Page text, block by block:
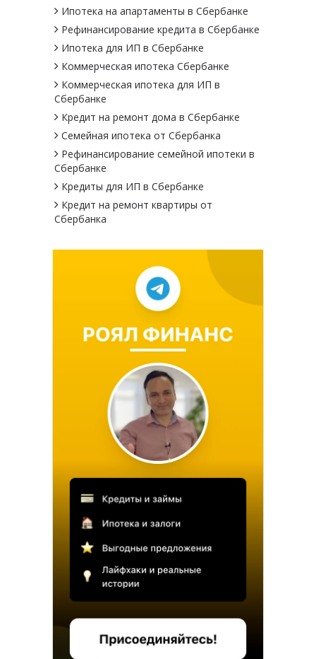
Ипотека на апартаменты в Сбербанке
Рефинансирование кредита в Сбербанке
Ипотека для ИП в Сбербанке
Коммерческая ипотека Сбербанке
Коммерческая ипотека для ИП в
Сбербанке
Кредит на ремонт дома в Сбербанке
Семейная ипотека от Сбербанка
Рефинансирование семейной ипотеки в
Сбербанке
Кредиты для ИП в Сбербанке
Кредит на ремонт квартиры от
Сбербанка